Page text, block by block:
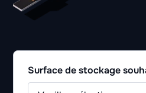
Surface de stockage